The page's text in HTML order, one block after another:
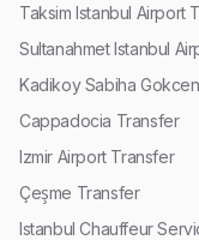
Taksim Istanbul Airport
Sultanahmet Istanbul
Kadikoy Sabiha
Cappadocia Transfer
Izmir Airport Transfer
Çeşme Transfer
Istanbul Chauffeur